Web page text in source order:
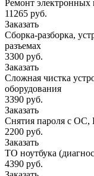
Ремонт электронных
11265 руб.
Заказать
Сборка-разборка,
разъемах
3300 руб.
Заказать
Сложная чистка
оборудования
3390 руб.
Заказать
Снятия пароля с
2200 руб.
Заказать
ТО ноутбука
4390 руб.